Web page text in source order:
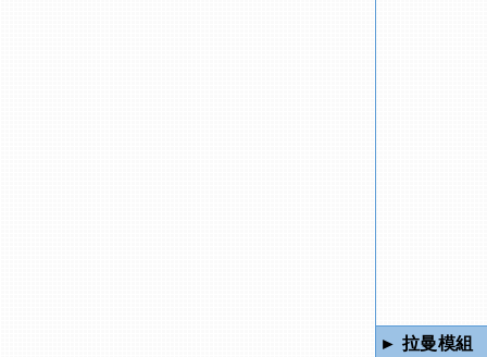
► 拉曼模組